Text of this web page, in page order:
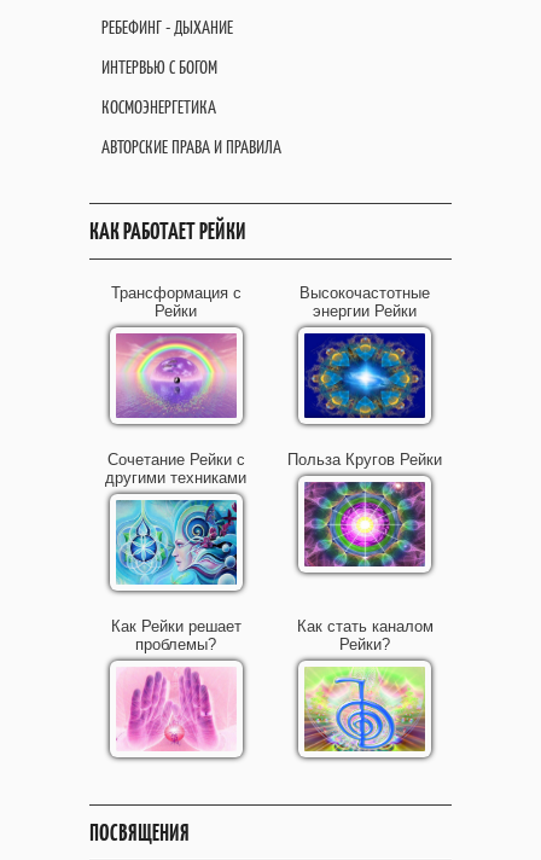
РЕБЕФИНГ - ДЫХАНИЕ
ИНТЕРВЬЮ С БОГОМ
КОСМОЭНЕРГЕТИКА
АВТОРСКИЕ ПРАВА И ПРАВИЛА
КАК РАБОТАЕТ РЕЙКИ
Трансформация с
Рейки
Высокочастотные
энергии Рейки
Сочетание Рейки с
другими техниками
Польза Кругов Рейки
Как Рейки решает
проблемы?
Как стать каналом
Рейки?
ПОСВЯЩЕНИЯ